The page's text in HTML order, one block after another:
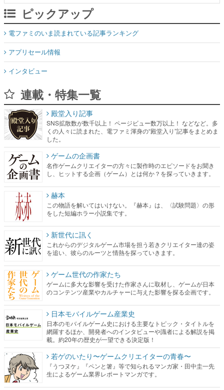
ピックアップ
電ファミのいま読まれている記事ランキング
アプリセール情報
インタビュー
連載・特集一覧
殿堂入り記事
SNS拡散数が数千以上！ ページビュー数万以上！ などなど。多
くの人々に読まれた、電ファミ渾身の“殿堂入り”記事をまとめま
した。
ゲームの企画書
名作ゲームクリエイターの方々に製作時のエピソードをお聞き
し、ヒットする企画（ゲーム）とは何か？を探っていきます。
赫本
この物語を解いてはいけない。『赫本』は、〈試験問題〉の形
をした短編ホラー小説集です。
新世代に訊く
これからのデジタルゲーム市場を担う若きクリエイター達の姿
を追い、彼らのルーツと情熱を探っていきます。
ゲーム世代の作家たち
ゲームに多大な影響を受けた作家さんに取材し、ゲームが日本
のコンテンツ産業やカルチャーに与えた影響を探る企画です。
日本モバイルゲーム産業史
日本のモバイルゲーム史における主要なトピック・タイトルを
網羅するほか、開発者へのインタビューや識者による解説を掲
載。約20年の歴史が一望できる決定版！
若ゲのいたり〜ゲームクリエイターの青春〜
『うつヌケ』『ペンと箸』等で知られるマンガ家・田中圭一先
生によるゲーム業界レポートマンガです。